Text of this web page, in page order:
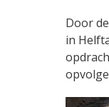
Door
in